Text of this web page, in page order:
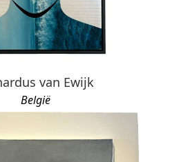
van Ewijk
België